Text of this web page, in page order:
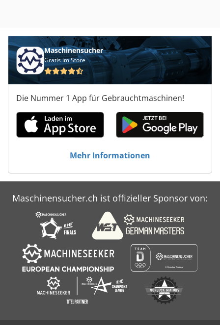
wollen Sie Ihre verkaufen? Für weitere Infos- oder
Kontaktmöglichkeiten besuchen Sie uns auf unserer
Webseite
Maschinensucher
Gratis im Store
Die Nummer 1 App für Gebrauchtmaschinen!
Mehr Informationen
Maschinensucher.ch ist offizieller Sponsor von: